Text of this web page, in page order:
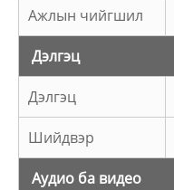
Ажлын чийгшил
Дэлгэц
Дэлгэц
Шийдвэр
Аудио ба видео